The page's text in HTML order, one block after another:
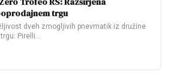
trgu
dveh zmogljivih pnevmatik iz družine
Pirelli…